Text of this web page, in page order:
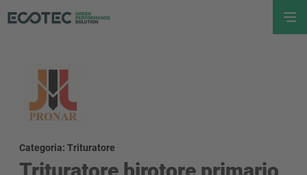
Categoria: Trituratore